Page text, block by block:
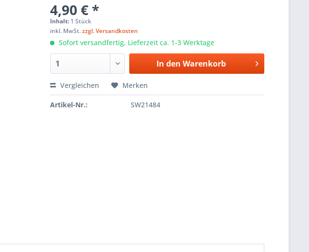
4,90 € *
Inhalt: 1 Stück
inkl. MwSt.zzgl. Versandkosten
Sofort versandfertig, Lieferzeit ca. 1-3 Werktage
In den Warenkorb
Vergleichen Merken
Artikel-Nr.: SW21484